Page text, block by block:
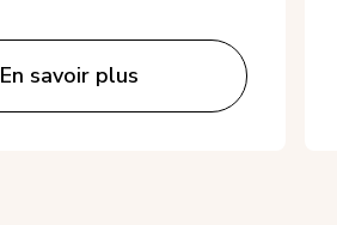
En savoir plus